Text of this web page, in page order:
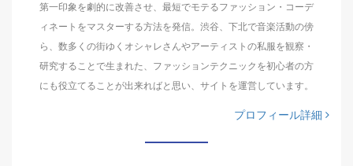
第一印象を劇的に改善させ、最短でモテるファッション・コーデ
ィネートをマスターする方法を発信。渋谷、下北で音楽活動の傍
ら、数多くの街ゆくオシャレさんやアーティストの私服を観察・
研究することで生まれた、ファッションテクニックを初心者の方
にも役立てることが出来ればと思い、サイトを運営しています。
プロフィール詳細